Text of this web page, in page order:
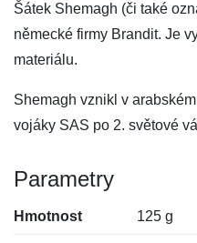
Šátek Shemagh (či také
německé firmy Brandit. Je
materiálu.
Shemagh vznikl v
vojáky SAS po 2. světové
Parametry
Hmotnost 125 g